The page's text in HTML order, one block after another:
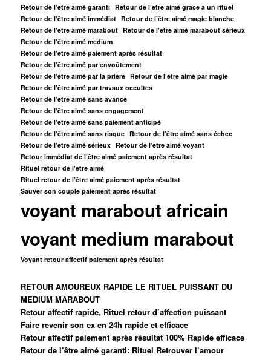
Retour de l’être aimé garanti Retour de l’être aimé grâce à un rituel
Retour de l’être aimé immédiat Retour de l’être aimé magie blanche
Retour de l’être aimé marabout Retour de l’être aimé marabout sérieux
Retour de l’être aimé medium
Retour de l’être aimé paiement après résultat
Retour de l’être aimé par envoûtement
Retour de l’être aimé par la prière Retour de l’être aimé par magie
Retour de l’être aimé par travaux occultes
Retour de l’être aimé sans avance
Retour de l’être aimé sans engagement
Retour de l’être aimé sans paiement anticipé
Retour de l’être aimé sans risque Retour de l’être aimé sans échec
Retour de l’être aimé sérieux Retour de l’être aimé voyant
Retour immédiat de l’être aimé paiement après résultat
Rituel retour de l’être aimé
Rituel retour de l’être aimé paiement après résultat
Sauver son couple paiement après résultat
voyant marabout africain
voyant medium marabout
Voyant retour affectif paiement après résultat
RETOUR AMOUREUX RAPIDE LE RITUEL PUISSANT DU
MEDIUM MARABOUT
Retour affectif rapide, Rituel retour d’affection puissant
Faire revenir son ex en 24h rapide et efficace
Retour affectif paiement après résultat 100% Rapide efficace
Retour de l’être aimé garanti: Rituel Retrouver l’amour